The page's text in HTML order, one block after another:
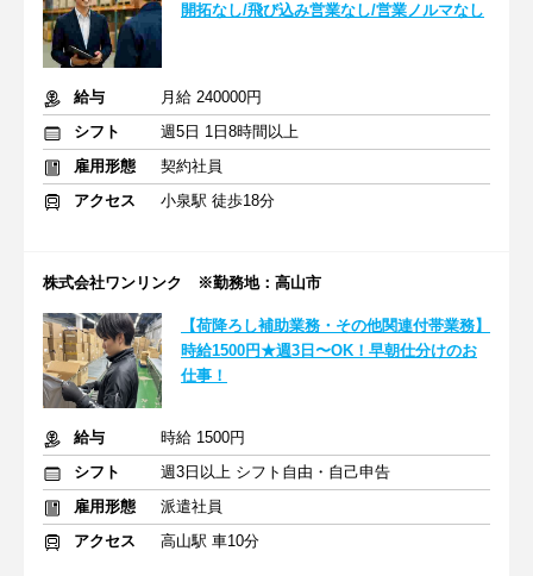
開拓なし/飛び込み営業なし/営業ノルマなし
給与
月給 240000円
シフト
週5日 1日8時間以上
雇用形態
契約社員
アクセス
小泉駅 徒歩18分
株式会社ワンリンク ※勤務地：高山市
【荷降ろし補助業務・その他関連付帯業務】
時給1500円★週3日〜OK！早朝仕分けのお
仕事！
給与
時給 1500円
シフト
週3日以上 シフト自由・自己申告
雇用形態
派遣社員
アクセス
高山駅 車10分